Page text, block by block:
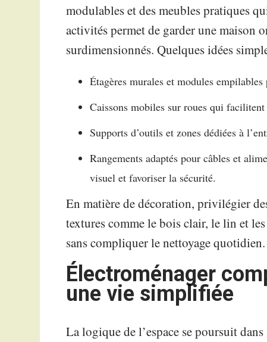
modulables et des meubles pratiques
activités permet de garder une maison
surdimensionnés. Quelques idées
Étagères murales et modules
Caissons mobiles sur roues qui
Supports d’outils et zones dédiées à
Rangements adaptés pour câbles et
visuel et favoriser la sécurité.
En matière de décoration, privilégier
textures comme le bois clair, le lin et
sans compliquer le nettoyage quotidien.
Électroménager
une vie simplifiée
La logique de l’espace se poursuit